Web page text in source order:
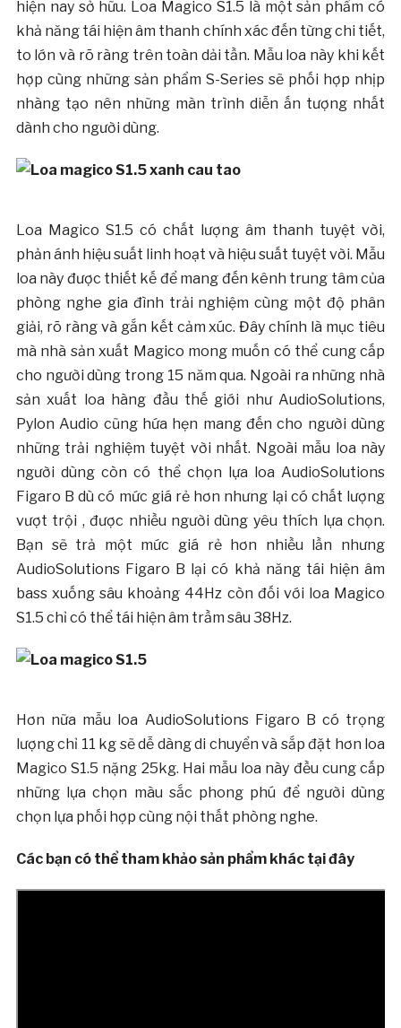
hiện nay sở hữu. Loa Magico S1.5 là một sản phẩm có
khả năng tái hiện âm thanh chính xác đến từng chi tiết,
to lớn và rõ ràng trên toàn dải tần. Mẫu loa này khi kết
hợp cùng những sản phẩm S-Series sẽ phối hợp nhịp
nhàng tạo nên những màn trình diễn ấn tượng nhất
dành cho người dùng.
Loa Magico S1.5 có chất lượng âm thanh tuyệt vời,
phản ánh hiệu suất linh hoạt và hiệu suất tuyệt vời. Mẫu
loa này được thiết kế để mang đến kênh trung tâm của
phòng nghe gia đình trải nghiệm cùng một độ phân
giải, rõ ràng và gắn kết cảm xúc. Đây chính là mục tiêu
mà nhà sản xuất Magico mong muốn có thể cung cấp
cho người dùng trong 15 năm qua. Ngoài ra những nhà
sản xuất loa hàng đầu thế giới như AudioSolutions,
Pylon Audio cũng hứa hẹn mang đến cho người dùng
những trải nghiệm tuyệt vời nhất. Ngoài mẫu loa này
người dùng còn có thể chọn lựa loa AudioSolutions
Figaro B dù có mức giá rẻ hơn nhưng lại có chất lượng
vượt trội , được nhiều người dùng yêu thích lựa chọn.
Bạn sẽ trả một mức giá rẻ hơn nhiều lần nhưng
AudioSolutions Figaro B lại có khả năng tái hiện âm
bass xuống sâu khoảng 44Hz còn đối với loa Magico
S1.5 chỉ có thể tái hiện âm trầm sâu 38Hz.
Hơn nữa mẫu loa AudioSolutions Figaro B có trọng
lượng chỉ 11 kg sẽ dễ dàng di chuyển và sắp đặt hơn loa
Magico S1.5 nặng 25kg. Hai mẫu loa này đều cung cấp
những lựa chọn màu sắc phong phú để người dùng
chọn lựa phối hợp cùng nội thất phòng nghe.
Các bạn có thể tham khảo sản phẩm khác tại đây